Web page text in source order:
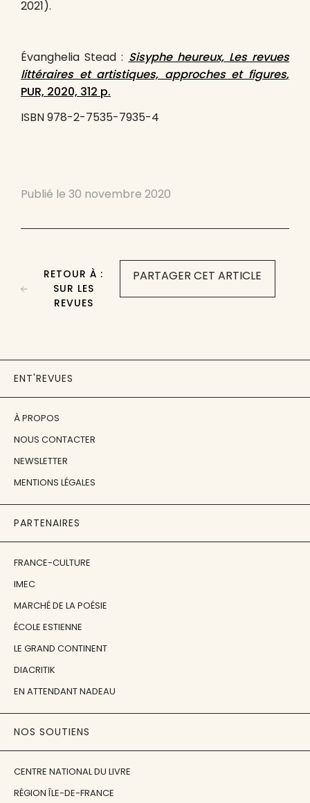
2021).
Évanghelia Stead : Sisyphe heureux, Les revues
littéraires et artistiques, approches et figures,
PUR, 2020, 312 p.
ISBN 978-2-7535-7935-4
Publié le 30 novembre 2020
PARTAGER CET ARTICLE
RETOUR À :
SUR LES
REVUES
ENT'REVUES
À PROPOS
NOUS CONTACTER
NEWSLETTER
MENTIONS LÉGALES
PARTENAIRES
FRANCE-CULTURE
IMEC
MARCHÉ DE LA POÉSIE
ÉCOLE ESTIENNE
LE GRAND CONTINENT
DIACRITIK
EN ATTENDANT NADEAU
NOS SOUTIENS
CENTRE NATIONAL DU LIVRE
RÉGION ÎLE-DE-FRANCE